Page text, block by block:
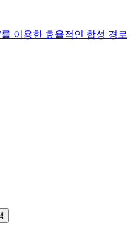
를 이용한 효율적인 합성 경로